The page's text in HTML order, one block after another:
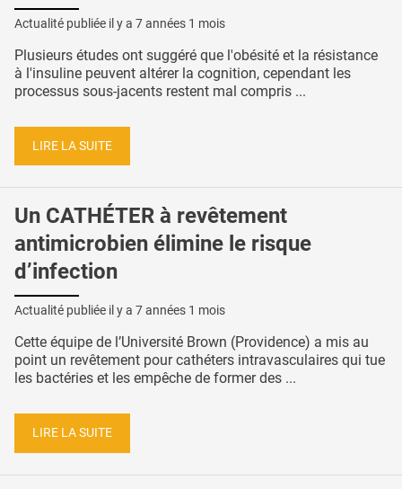
Actualité publiée il y a 7 années 1 mois
Plusieurs études ont suggéré que l'obésité et la résistance
à l'insuline peuvent altérer la cognition, cependant les
processus sous-jacents restent mal compris ...
LIRE LA SUITE
Un CATHÉTER à revêtement
antimicrobien élimine le risque
d’infection
Actualité publiée il y a 7 années 1 mois
Cette équipe de l’Université Brown (Providence) a mis au
point un revêtement pour cathéters intravasculaires qui tue
les bactéries et les empêche de former des ...
LIRE LA SUITE